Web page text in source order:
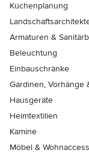
Küchenplanung
Armaturen &
Beleuchtung
Einbauschränke
Gardinen, Vorhänge
Hausgeräte
Heimtextilien
Kamine
Möbel &